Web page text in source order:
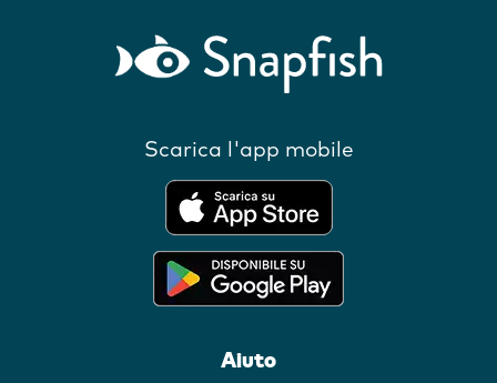
Scarica l'app mobile
Aiuto